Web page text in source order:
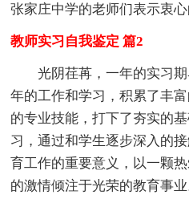
张家庄中学的老师们表示衷
教师实习自我鉴定 篇2
光阴荏苒，一年的实习
年的工作和学习，积累了丰
的专业技能，打下了夯实的
习，通过和学生逐步深入的
育工作的重要意义，以一颗
的激情倾注于光荣的教育事业